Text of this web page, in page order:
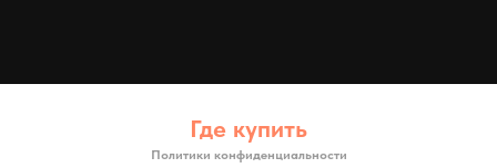
Где купить
Политики конфиденциальности